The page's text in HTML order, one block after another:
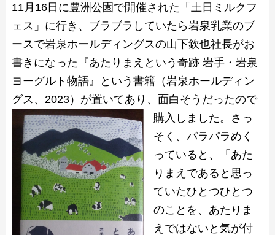
11月16日に豊洲公園で開催された「土日ミルクフ
ェス」に行き、ブラブラしていたら岩泉乳業のブ
ースで岩泉ホールディングスの山下欽也社長がお
書きになった『あたりまえという奇跡 岩手・岩泉
ヨーグルト物語』という書籍（岩泉ホールディン
グス、2023）が置いてあり、面白そうだったので
購入しました。
さっ
そく、パラパラめく
っていると、「あた
りまえであると思っ
ていたひとつひとつ
のことを、あたりま
えではないと気が付